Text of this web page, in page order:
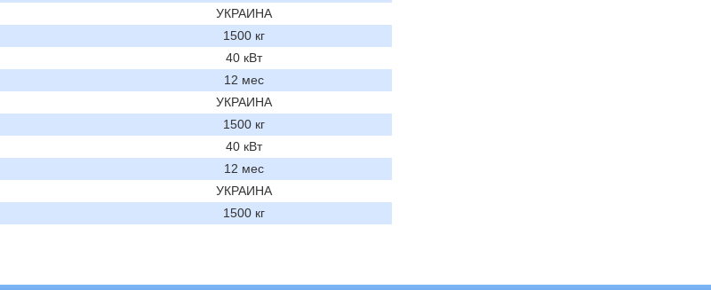
УКРАИНА
1500 кг
40 кВт
12 мес
УКРАИНА
1500 кг
40 кВт
12 мес
УКРАИНА
1500 кг